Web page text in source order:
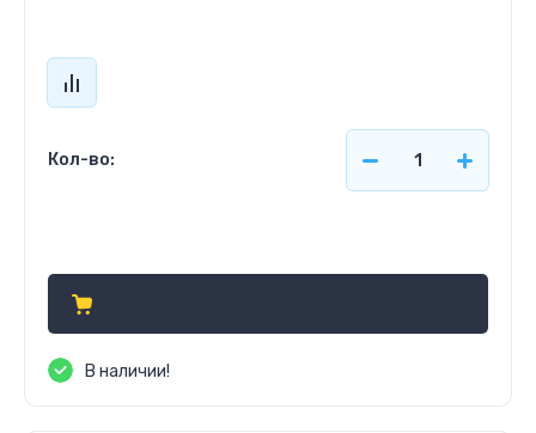
Кол-во:
В наличии!